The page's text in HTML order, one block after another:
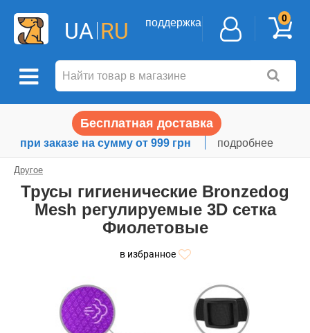
UA RU поддержка 0
Бесплатная доставка
при заказе на сумму от 999 грн подробнее
Другое
Трусы гигиенические Bronzedog
Mesh регулируемые 3D сетка
Фиолетовые
в избранное